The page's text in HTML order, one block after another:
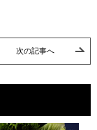
次の記事へ